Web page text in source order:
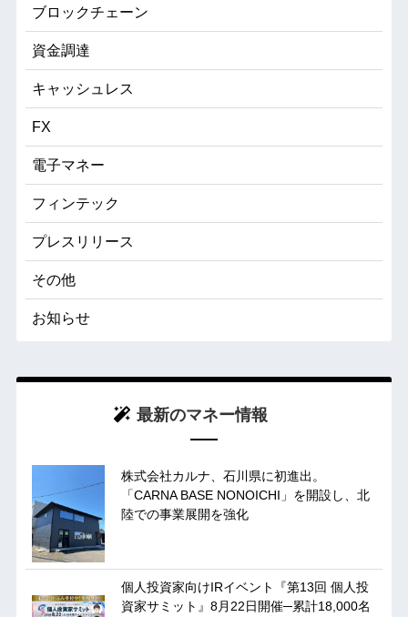
ブロックチェーン
資金調達
キャッシュレス
FX
電子マネー
フィンテック
プレスリリース
その他
お知らせ
最新のマネー情報
株式会社カルナ、石川県に初進出。
「CARNA BASE NONOICHI」を開設し、北
陸での事業展開を強化
個人投資家向けIRイベント『第13回 個人投
資家サミット』8月22日開催─累計18,000名